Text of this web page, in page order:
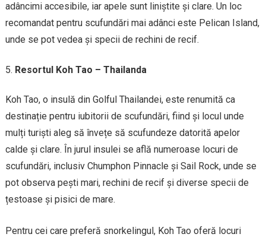
adâncimi accesibile, iar apele sunt liniștite și clare. Un loc
recomandat pentru scufundări mai adânci este Pelican Island,
unde se pot vedea și specii de rechini de recif.
Resortul Koh Tao – Thailanda
Koh Tao, o insulă din Golful Thailandei, este renumită ca
destinație pentru iubitorii de scufundări, fiind și locul unde
mulți turiști aleg să învețe să scufundeze datorită apelor
calde și clare. În jurul insulei se află numeroase locuri de
scufundări, inclusiv Chumphon Pinnacle și Sail Rock, unde se
pot observa pești mari, rechini de recif și diverse specii de
țestoase și pisici de mare.
Pentru cei care preferă snorkelingul, Koh Tao oferă locuri